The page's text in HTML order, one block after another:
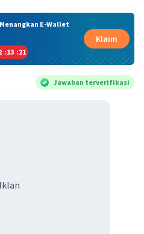
E-Wallet
:13 :20
Klaim
Jawaban terverifikasi
Iklan